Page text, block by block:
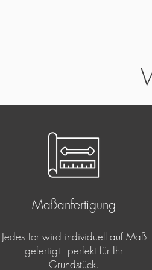
Maßanfertigung
Jedes Tor wird individuell auf Maß
gefertigt - perfekt für Ihr
Grundstück.